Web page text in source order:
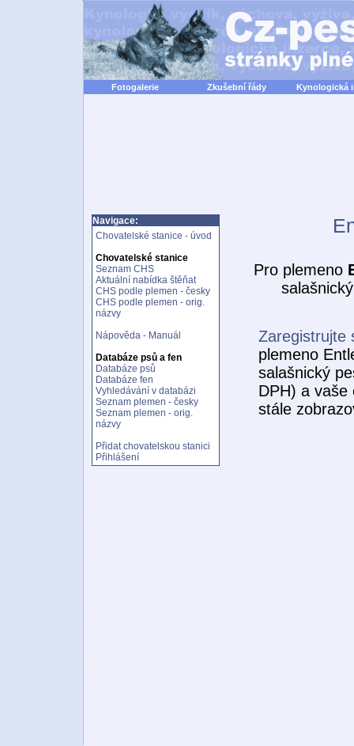
Fotogalerie Zkušební řády Kynologická
Navigace:
Chovatelské stanice - úvod
Chovatelské stanice
Seznam CHS
Aktuální nabídka štěňat
CHS podle plemen - česky
CHS podle plemen - orig.
názvy
Nápověda - Manuál
Databáze psů a fen
Databáze psů
Databáze fen
Vyhledávání v databázi
Seznam plemen - česky
Seznam plemen - orig.
názvy
Přidat chovatelskou stanici
Přihlášení
Pro plemeno
Zaregistrujte
plemeno
salašnický
DPH) a vaše
stále